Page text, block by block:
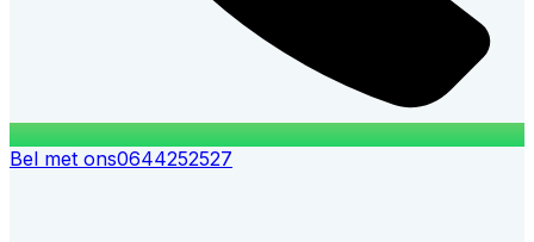
Bel met ons0644252527